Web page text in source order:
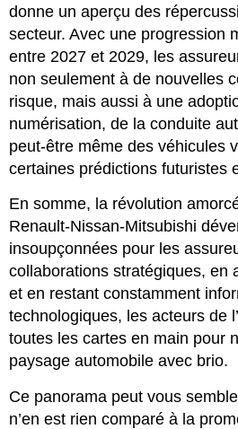
donne un aperçu des
secteur. Avec une progression
entre 2027 et 2029, les
non seulement à de nouvelles
risque, mais aussi à une
numérisation, de la conduite
peut-être même des véhicules
certaines prédictions futuristes
En somme, la révolution
Renault-Nissan-Mitsubishi
insoupçonnées pour les
collaborations stratégiques, en
et en restant constamment
technologiques, les acteurs de
toutes les cartes en main pour
paysage automobile avec brio.
Ce panorama peut vous
n’en est rien comparé à la